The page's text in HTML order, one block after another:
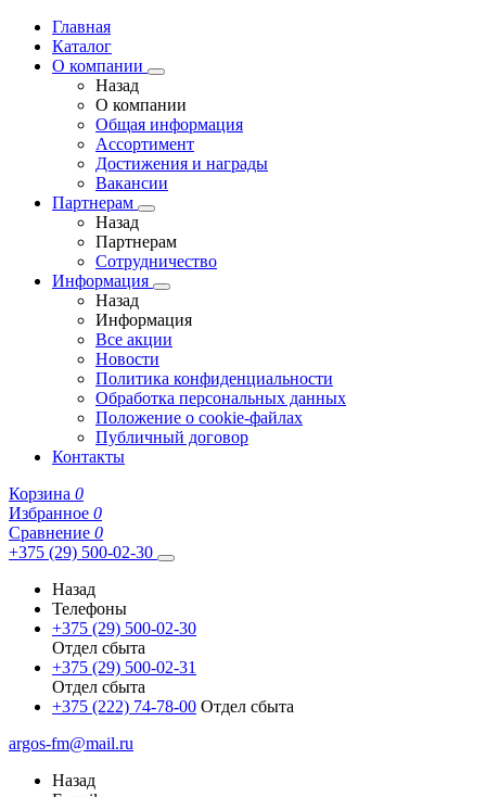
Главная
Каталог
О компании
Назад
О компании
Общая информация
Ассортимент
Достижения и награды
Вакансии
Партнерам
Назад
Партнерам
Сотрудничество
Информация
Назад
Информация
Все акции
Новости
Политика конфиденциальности
Обработка персональных данных
Положение о cookie-файлах
Публичный договор
Контакты
Корзина 0
Избранное 0
Сравнение 0
+375 (29) 500-02-30
Назад
Телефоны
+375 (29) 500-02-30
Отдел сбыта
+375 (29) 500-02-31
Отдел сбыта
+375 (222) 74-78-00 Отдел сбыта
argos-fm@mail.ru
Назад